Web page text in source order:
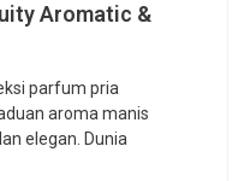
Aromatic &
parfum pria
aroma manis
elegan. Dunia